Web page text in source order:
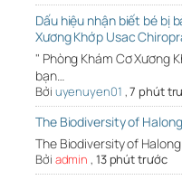
Dấu hiệu nhận biết bé bị
Xương Khớp Usac
" Phòng Khám Cơ Xương
bạn…
Bởi uyenuyen01 ,7 phút
The Biodiversity of
The Biodiversity of
Bởi admin , 13 phút trước